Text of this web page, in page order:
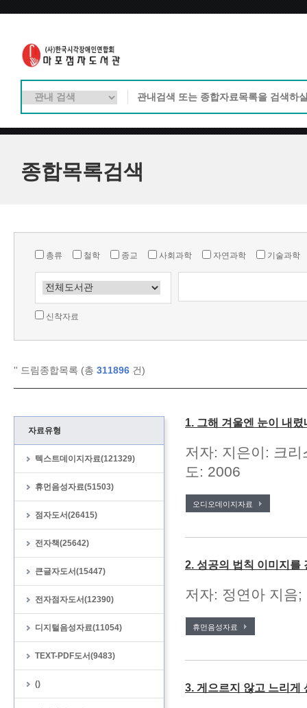
종합목록검색
총류 철학 종교 사회과학 자연과학 기술과학
신착자료
'' 드림종합목록 (총 311896 건)
자료유형
텍스트데이지자료(121329)
휴먼음성자료(51503)
점자도서(26415)
전자책(25642)
큰글자도서(15447)
전자점자도서(12390)
디지털음성자료(11054)
TEXT-PDF도서(9483)
()
1. 그해 겨울엔 눈이 내렸
저자: 지은이: 크
도: 2006
오디오데이지자료
2. 성공의 법칙 이미지를
저자: 정연아 지음
휴먼음성자료
3. 게으르지 않고 느리게